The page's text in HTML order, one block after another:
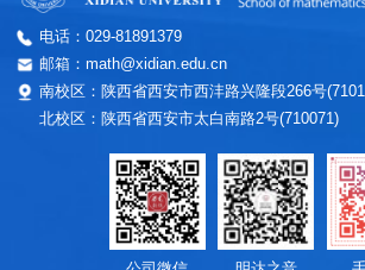
电话：029-81891379
邮箱：math@xidian.edu.cn
南校区：陕西省西安市西沣路兴隆段266号
北校区：陕西省西安市太白南路2号(710071)